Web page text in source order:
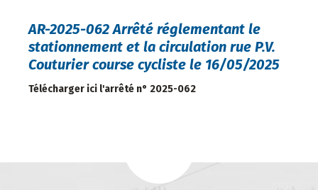
AR-2025-062 Arrêté réglementant le
stationnement et la circulation rue P.V.
Couturier course cycliste le 16/05/2025
Télécharger ici l'arrêté n° 2025-062